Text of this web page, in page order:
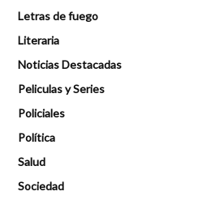
Letras de fuego
Literaria
Noticias Destacadas
Peliculas y Series
Policiales
Política
Salud
Sociedad